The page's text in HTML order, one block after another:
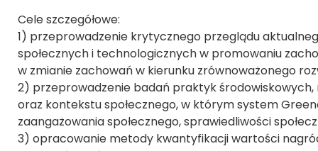
Cele szczegółowe:
1) przeprowadzenie krytycznego przeglądu
społecznych i technologicznych w promowaniu
w zmianie zachowań w kierunku zrównoważonego
2) przeprowadzenie badań praktyk
oraz kontekstu społecznego, w którym system
zaangażowania społecznego, sprawiedliwości
3) opracowanie metody kwantyfikacji wartości